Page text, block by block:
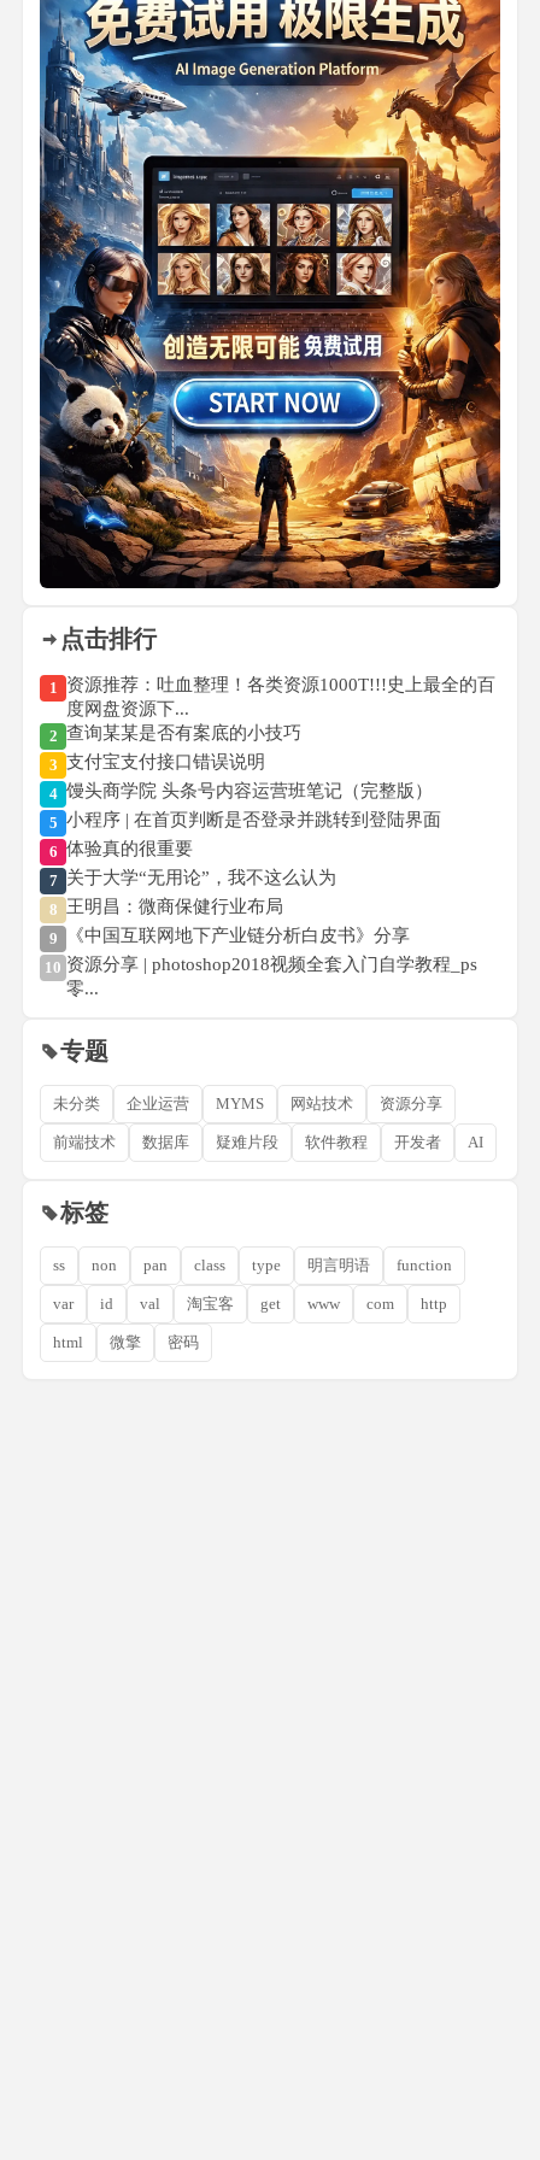
点击排行
1 资源推荐：吐血整理！各类资源1000T!!!史上最全的百
度网盘资源下...
2 查询某某是否有案底的小技巧
3 支付宝支付接口错误说明
4 馒头商学院 头条号内容运营班笔记（完整版）
5 小程序 | 在首页判断是否登录并跳转到登陆界面
6 体验真的很重要
7 关于大学“无用论”，我不这么认为
8 王明昌：微商保健行业布局
9 《中国互联网地下产业链分析白皮书》分享
10 资源分享 | photoshop2018视频全套入门自学教程_ps
零...
专题
未分类 企业运营 MYMS 网站技术 资源分享
前端技术 数据库 疑难片段 软件教程 开发者 AI
标签
ss non pan class type 明言明语 function
var id val 淘宝客 get www com http
html 微擎 密码